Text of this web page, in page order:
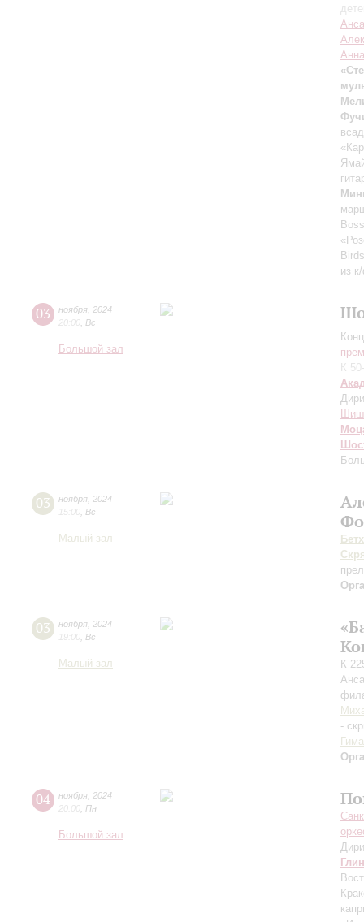
из
03 ноября 2024
20:00 Вс
Большой зал
К
03 ноября 2024
15:00 Вс
Малый зал
03 ноября 2024
19:00 Вс
Малый зал
К
-
04 ноября 2024
20:00 Пн
Большой зал